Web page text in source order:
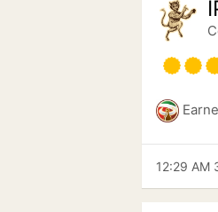
12:29 AM